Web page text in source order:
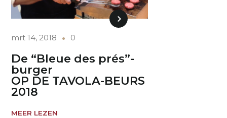
mrt 14, 2018 0
De “Bleue des prés”-
burger
OP DE TAVOLA-BEURS
2018
MEER LEZEN